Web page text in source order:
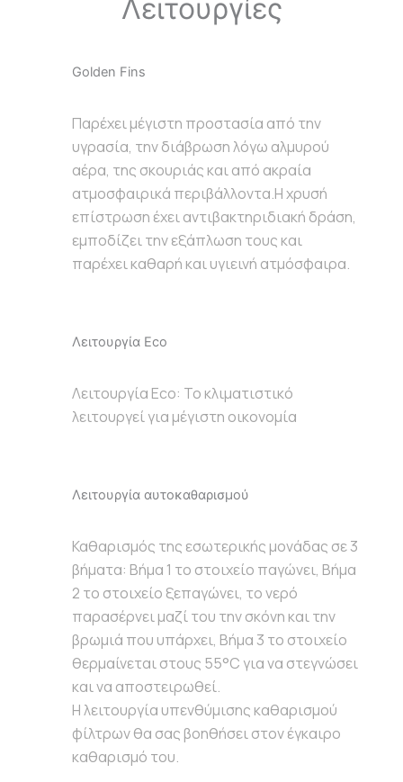
Λειτουργίες
Golden Fins
Παρέχει μέγιστη προστασία από την
υγρασία, την διάβρωση λόγω αλμυρού
αέρα, της σκουριάς και από ακραία
ατμοσφαιρικά περιβάλλοντα.Η χρυσή
επίστρωση έχει αντιβακτηριδιακή δράση,
εμποδίζει την εξάπλωση τους και
παρέχει καθαρή και υγιεινή ατμόσφαιρα.
Λειτουργία Eco
Λειτουργία Eco: To κλιματιστικό
λειτουργεί για μέγιστη οικονομία
Λειτουργία αυτοκαθαρισμού
Καθαρισμός της εσωτερικής μονάδας σε 3
βήματα: Βήμα 1 το στοιχείο παγώνει, Βήμα
2 το στοιχείο ξεπαγώνει, το νερό
παρασέρνει μαζί του την σκόνη και την
βρωμιά που υπάρχει, Βήμα 3 το στοιχείο
θερμαίνεται στους 55°C για να στεγνώσει
και να αποστειρωθεί.
Η λειτουργία υπενθύμισης καθαρισμού
φίλτρων θα σας βοηθήσει στον έγκαιρο
καθαρισμό του.